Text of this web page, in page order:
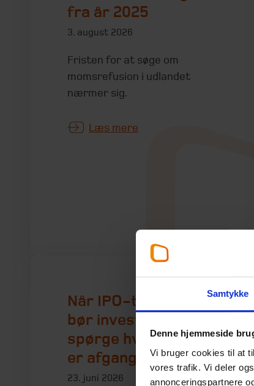
Samtykke
Denne hjemmeside
Vi bruger cookies til at
vores trafik. Vi deler
annonceringspartnere
fra år 2025
3. august 2026
Fristen for at søge om
momsrefusion i udlandet
nærmer sig.
Læs mere
Når IPO-toget kører,
bør investorer
spørge hvorfor, der
er afgang netop nu
23. juni 2026